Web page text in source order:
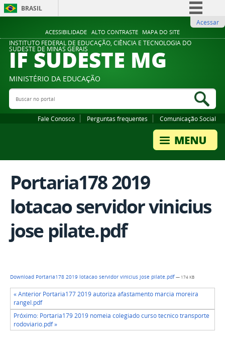
ACESSIBILIDADE ALTO CONTRASTE MAPA DO SITE
BRASIL
Comunica BR
Participe
Legislação
Acessar
INSTITUTO FEDERAL DE EDUCAÇÃO, CIÊNCIA E TECNOLOGIA DO
SUDESTE DE MINAS GERAIS
IF SUDESTE MG
MINISTÉRIO DA EDUCAÇÃO
Buscar no portal
Fale Conosco Perguntas frequentes Comunicação Social
Portaria178 2019
lotacao servidor vinicius
jose pilate.pdf
Download Portaria178 2019 lotacao servidor vinicius jose pilate.pdf— 174 KB
« Anterior Portaria177 2019 autoriza afastamento marcia moreira
rangel.pdf
Próximo: Portaria179 2019 nomeia colegiado curso tecnico transporte
rodoviario.pdf »